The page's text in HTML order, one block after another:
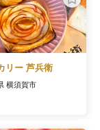
リー 芦兵衛
横須賀市